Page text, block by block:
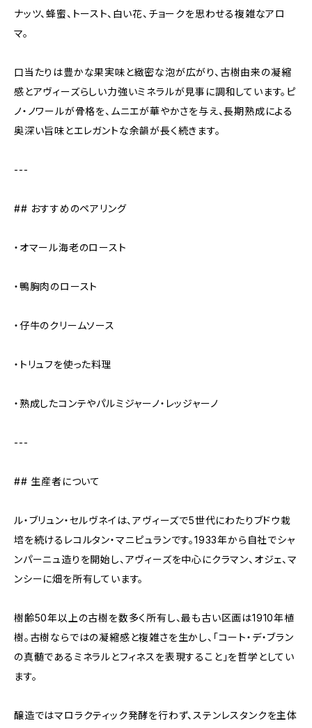
ナッツ、蜂蜜、トースト、白い花、チョークを思わせる複雑なアロ
マ。
口当たりは豊かな果実味と緻密な泡が広がり、古樹由来の凝縮
感とアヴィーズらしい力強いミネラルが見事に調和しています。ピ
ノ・ノワールが骨格を、ムニエが華やかさを与え、長期熟成による
奥深い旨味とエレガントな余韻が長く続きます。
---
## おすすめのペアリング
・オマール海老のロースト
・鴨胸肉のロースト
・仔牛のクリームソース
・トリュフを使った料理
・熟成したコンテやパルミジャーノ・レッジャーノ
---
## 生産者について
ル・ブリュン・セルヴネイは、アヴィーズで5世代にわたりブドウ栽
培を続けるレコルタン・マニピュランです。1933年から自社でシャ
ンパーニュ造りを開始し、アヴィーズを中心にクラマン、オジェ、マ
ンシーに畑を所有しています。
樹齢50年以上の古樹を数多く所有し、最も古い区画は1910年植
樹。古樹ならではの凝縮感と複雑さを生かし、「コート・デ・ブラン
の真髄であるミネラルとフィネスを表現すること」を哲学としてい
ます。
醸造ではマロラクティック発酵を行わず、ステンレスタンクを主体